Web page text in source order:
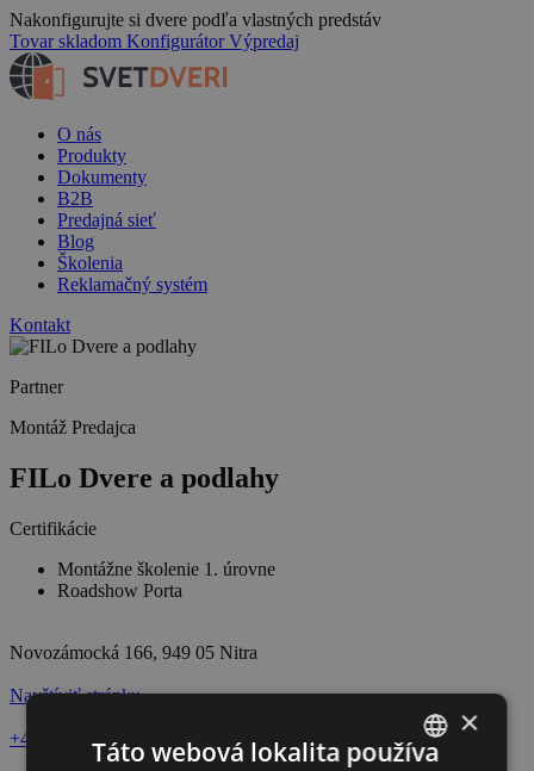
Nakonfigurujte si dvere podľa vlastných predstáv
Tovar skladom KonfigurátorVýpredaj
O nás
Produkty
Dokumenty
B2B
Predajná sieť
Blog
Školenia
Reklamačný systém
Kontakt
Partner
Montáž Predajca
FILo Dvere a podlahy
Certifikácie
Montážne školenie 1. úrovne
Roadshow Porta
Novozámocká 166, 949 05 Nitra
Navštíviť stránku
+421 915 276 527 dverenitra@dverenitra.sk ×
Táto webová lokalita používa